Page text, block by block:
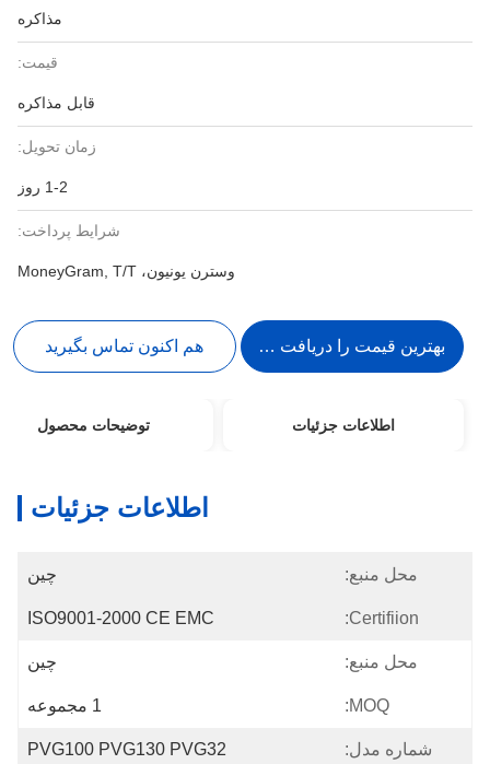
مذاکره
قیمت:
قابل مذاکره
زمان تحویل:
1-2 روز
شرایط پرداخت:
وسترن یونیون، MoneyGram, T/T
بهترین قیمت را دریافت کنید هم اکنون تماس بگیرید
اطلاعات جزئیات توضیحات محصول
اطلاعات جزئیات
محل منبع: چين
Certifiion:
ISO9001-2000 CE EMC
محل منبع: چین
MOQ:
شماره مدل: PVG100 PVG130 PVG32